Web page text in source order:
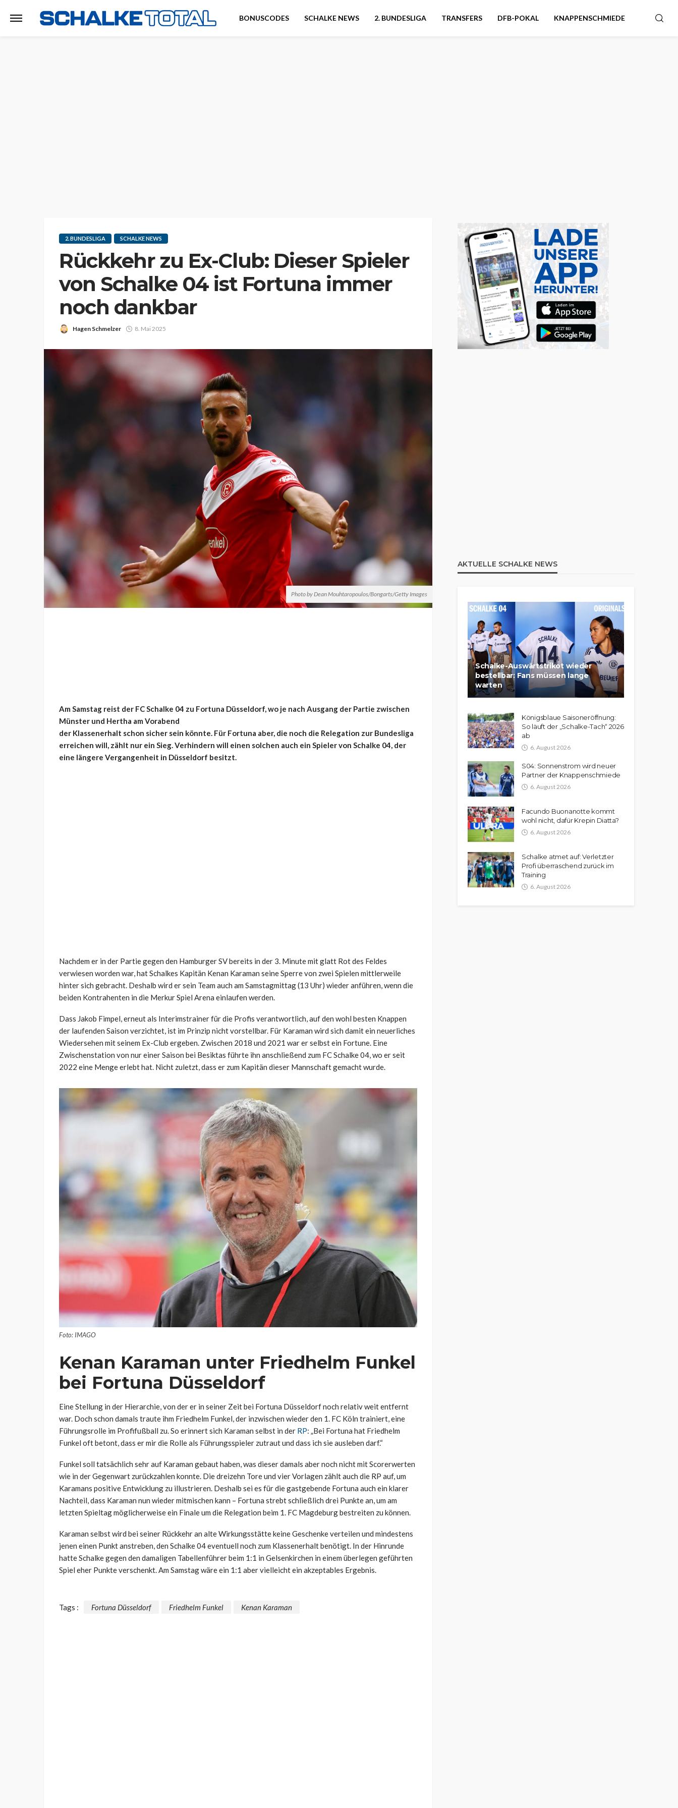
BONUSCODES SCHALKE NEWS 2. BUNDESLIGA TRANSFERS DFB-POKAL KNAPPENSCHMIEDE
2. BUNDESLIGA SCHALKE NEWS
Rückkehr zu Ex-Club: Dieser Spieler
von Schalke 04 ist Fortuna immer
noch dankbar
Hagen Schmelzer 8. Mai 2025
Photo by Dean Mouhtaropoulos/Bongarts/Getty Images
Am Samstag reist der FC Schalke 04 zu Fortuna Düsseldorf, wo je nach Ausgang der Partie zwischen
Münster und Hertha am Vorabend
der Klassenerhalt schon sicher sein könnte. Für Fortuna aber, die noch die Relegation zur Bundesliga
erreichen will, zählt nur ein Sieg. Verhindern will einen solchen auch ein Spieler von Schalke 04, der
eine längere Vergangenheit in Düsseldorf besitzt.
Nachdem er in der Partie gegen den Hamburger SV bereits in der 3. Minute mit glatt Rot des Feldes
verwiesen worden war, hat Schalkes Kapitän Kenan Karaman seine Sperre von zwei Spielen mittlerweile
hinter sich gebracht. Deshalb wird er sein Team auch am Samstagmittag (13 Uhr) wieder anführen, wenn die
beiden Kontrahenten in die Merkur Spiel Arena einlaufen werden.
Dass Jakob Fimpel, erneut als Interimstrainer für die Profis verantwortlich, auf den wohl besten Knappen
der laufenden Saison verzichtet, ist im Prinzip nicht vorstellbar. Für Karaman wird sich damit ein neuerliches
Wiedersehen mit seinem Ex-Club ergeben. Zwischen 2018 und 2021 war er selbst ein Fortune. Eine
Zwischenstation von nur einer Saison bei Besiktas führte ihn anschließend zum FC Schalke 04, wo er seit
2022 eine Menge erlebt hat. Nicht zuletzt, dass er zum Kapitän dieser Mannschaft gemacht wurde.
Foto: IMAGO
Kenan Karaman unter Friedhelm Funkel
bei Fortuna Düsseldorf
Eine Stellung in der Hierarchie, von der er in seiner Zeit bei Fortuna Düsseldorf noch relativ weit entfernt
war. Doch schon damals traute ihm Friedhelm Funkel, der inzwischen wieder den 1. FC Köln trainiert, eine
Führungsrolle im Profifußball zu. So erinnert sich Karaman selbst in der RP: „Bei Fortuna hat Friedhelm
Funkel oft betont, dass er mir die Rolle als Führungsspieler zutraut und dass ich sie ausleben darf.“
Funkel soll tatsächlich sehr auf Karaman gebaut haben, was dieser damals aber noch nicht mit Scorerwerten
wie in der Gegenwart zurückzahlen konnte. Die dreizehn Tore und vier Vorlagen zählt auch die RP auf, um
Karamans positive Entwicklung zu illustrieren. Deshalb sei es für die gastgebende Fortuna auch ein klarer
Nachteil, dass Karaman nun wieder mitmischen kann – Fortuna strebt schließlich drei Punkte an, um am
letzten Spieltag möglicherweise ein Finale um die Relegation beim 1. FC Magdeburg bestreiten zu können.
Karaman selbst wird bei seiner Rückkehr an alte Wirkungsstätte keine Geschenke verteilen und mindestens
jenen einen Punkt anstreben, den Schalke 04 eventuell noch zum Klassenerhalt benötigt. In der Hinrunde
hatte Schalke gegen den damaligen Tabellenführer beim 1:1 in Gelsenkirchen in einem überlegen geführten
Spiel eher Punkte verschenkt. Am Samstag wäre ein 1:1 aber vielleicht ein akzeptables Ergebnis.
Tags : Fortuna Düsseldorf Friedhelm Funkel Kenan Karaman
AKTUELLE SCHALKE NEWS
Schalke-Auswärtstrikot wieder
bestellbar: Fans müssen lange
warten
Königsblaue Saisoneröffnung:
So läuft der „Schalke-Tach“ 2026
ab
6. August 2026
S04: Sonnenstrom wird neuer
Partner der Knappenschmiede
6. August 2026
Facundo Buonanotte kommt
wohl nicht, dafür Krepin Diatta?
6. August 2026
Schalke atmet auf: Verletzter
Profi überraschend zurück im
Training
6. August 2026